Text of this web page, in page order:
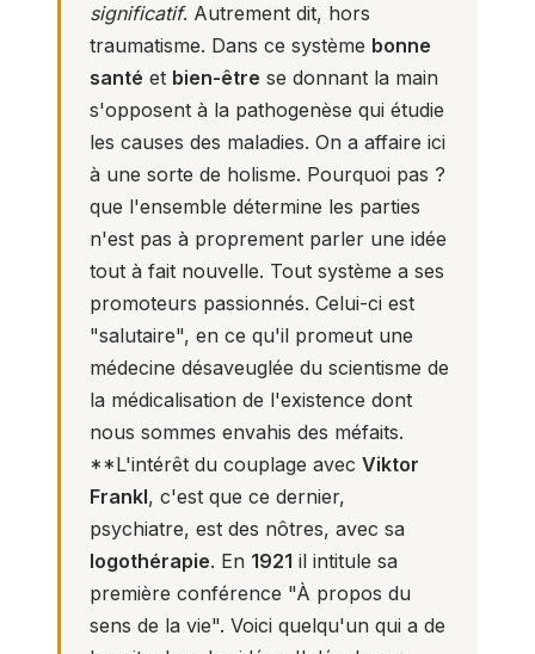
significatif. Autrement dit, hors
traumatisme. Dans ce système bonne
santé et bien-être se donnant la main
s'opposent à la pathogenèse qui étudie
les causes des maladies. On a affaire ici
à une sorte de holisme. Pourquoi pas ?
que l'ensemble détermine les parties
n'est pas à proprement parler une idée
tout à fait nouvelle. Tout système a ses
promoteurs passionnés. Celui-ci est
"salutaire", en ce qu'il promeut une
médecine désaveuglée du scientisme de
la médicalisation de l'existence dont
nous sommes envahis des méfaits.
**L'intérêt du couplage avec Viktor
Frankl, c'est que ce dernier,
psychiatre, est des nôtres, avec sa
logothérapie. En 1921 il intitule sa
première conférence "À propos du
sens de la vie". Voici quelqu'un qui a de